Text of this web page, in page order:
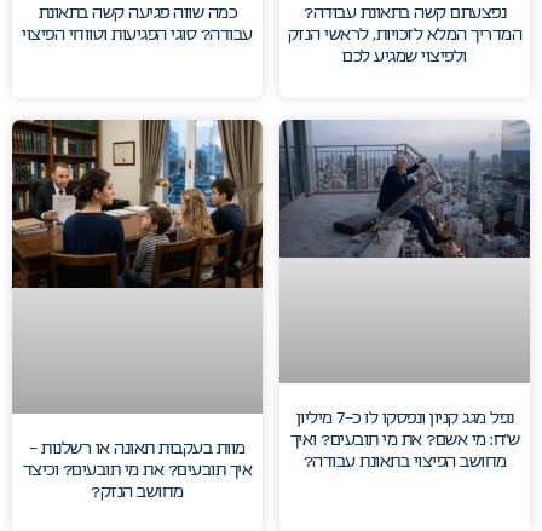
נפצעתם קשה בתאונת עבודה?
המדריך המלא לזכויות, לראשי הנזק
ולפיצוי שמגיע לכם‏
כמה שווה פגיעה קשה בתאונת
עבודה? סוגי הפגיעות וטווחי הפיצוי‏
נפל מגג קניון ונפסקו לו כ-7 מיליון
ש”ח: מי אשם? את מי תובעים? ואיך
מחושב הפיצוי בתאונת עבודה?
מוות בעקבות תאונה או רשלנות –
איך תובעים? את מי תובעים? וכיצד
מחושב הנזק?